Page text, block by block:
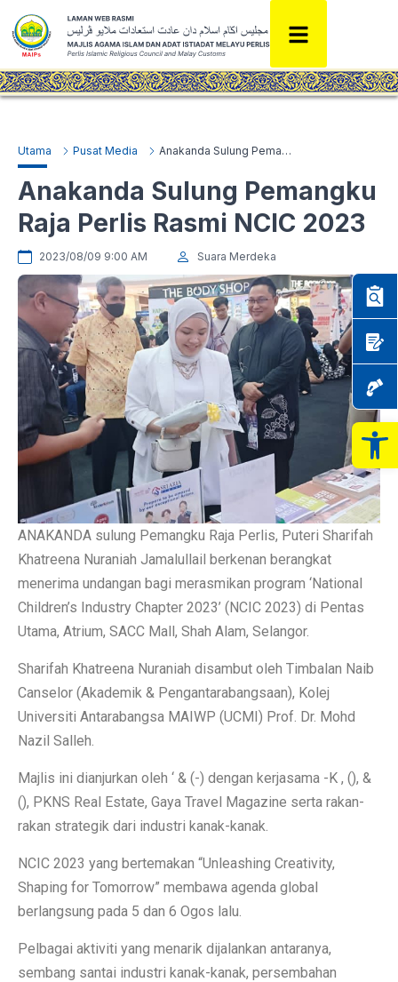
Utama Pusat Media Anakanda Sulung Pemangku Raja Perlis Rasmi NCIC 2023
Anakanda Sulung Pemangku
Raja Perlis Rasmi NCIC 2023
2023/08/09 9:00 AM Suara Merdeka
ANAKANDA sulung Pemangku Raja Perlis, Puteri Sharifah
Khatreena Nuraniah Jamalullail berkenan berangkat
menerima undangan bagi merasmikan program ‘National
Children’s Industry Chapter 2023’ (NCIC 2023) di Pentas
Utama, Atrium, SACC Mall, Shah Alam, Selangor.
Sharifah Khatreena Nuraniah disambut oleh Timbalan Naib
Canselor (Akademik & Pengantarabangsaan), Kolej
Universiti Antarabangsa MAIWP (UCMI) Prof. Dr. Mohd
Nazil Salleh.
Majlis ini dianjurkan oleh ‘ & (-) dengan kerjasama -K , (), &
(), PKNS Real Estate, Gaya Travel Magazine serta rakan-
rakan strategik dari industri kanak-kanak.
NCIC 2023 yang bertemakan “Unleashing Creativity,
Shaping for Tomorrow” membawa agenda global
berlangsung pada 5 dan 6 Ogos lalu.
Pelbagai aktiviti yang menarik dijalankan antaranya,
sembang santai industri kanak-kanak, persembahan